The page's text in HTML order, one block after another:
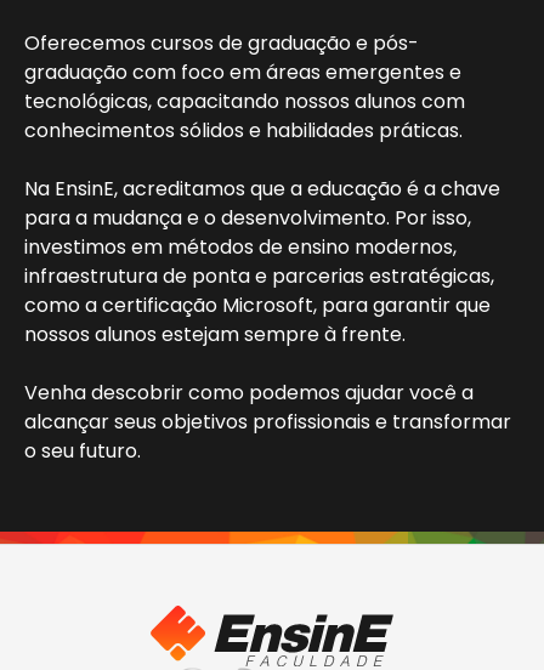
Oferecemos cursos de graduação e pós-
graduação com foco em áreas emergentes e
tecnológicas, capacitando nossos alunos com
conhecimentos sólidos e habilidades práticas.
Na EnsinE, acreditamos que a educação é a chave
para a mudança e o desenvolvimento. Por isso,
investimos em métodos de ensino modernos,
infraestrutura de ponta e parcerias estratégicas,
como a certificação Microsoft, para garantir que
nossos alunos estejam sempre à frente.
Venha descobrir como podemos ajudar você a
alcançar seus objetivos profissionais e transformar
o seu futuro.